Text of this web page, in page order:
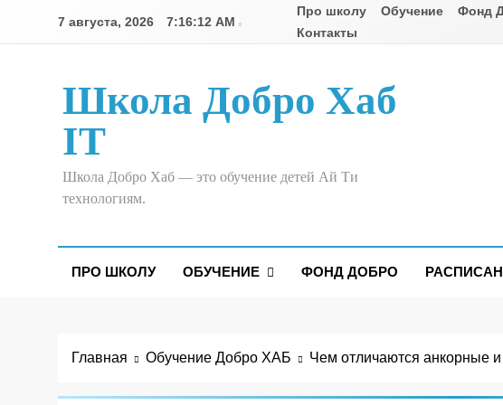
7 августа, 2026 7:16:13 AM
Про школу Обучение Фонд
Контакты
Школа Добро Хаб
IT
Школа Добро Хаб — это обучение детей Ай Ти
технологиям.
ПРО ШКОЛУ ОБУЧЕНИЕ ФОНД ДОБРО
Главная Обучение Добро ХАБ Чем отличаются анкорные